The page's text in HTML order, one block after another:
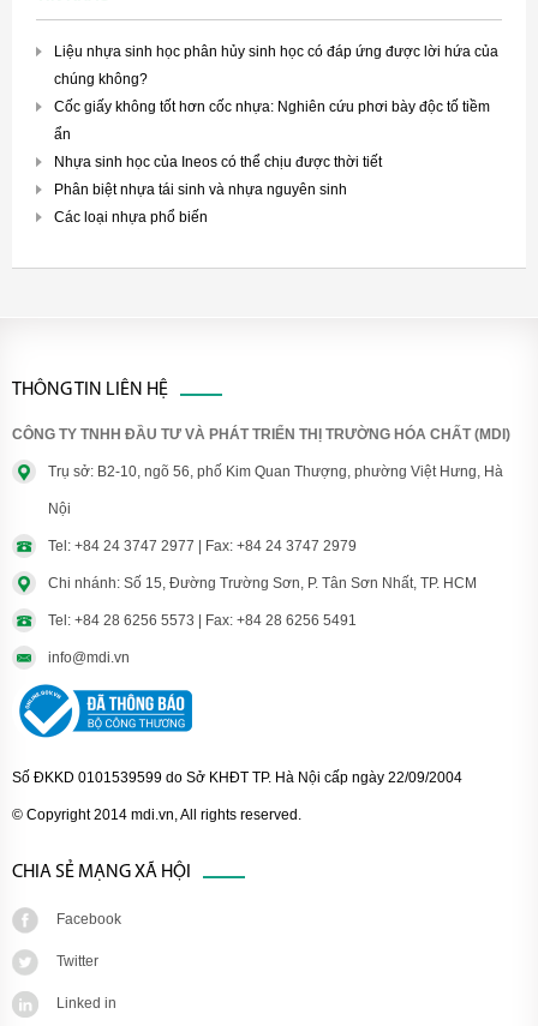
Liệu nhựa sinh học phân hủy sinh học có đáp ứng được lời hứa của
chúng không?
Cốc giấy không tốt hơn cốc nhựa: Nghiên cứu phơi bày độc tố tiềm
ẩn
Nhựa sinh học của Ineos có thể chịu được thời tiết
Phân biệt nhựa tái sinh và nhựa nguyên sinh
Các loại nhựa phổ biến
THÔNG TIN LIÊN HỆ
CÔNG TY TNHH ĐẦU TƯ VÀ PHÁT TRIỂN THỊ TRƯỜNG HÓA CHẤT (MDI)
Trụ sở: B2-10, ngõ 56, phố Kim Quan Thượng, phường Việt Hưng, Hà
Nội
Tel: +84 24 3747 2977 | Fax: +84 24 3747 2979
Chi nhánh: Số 15, Đường Trường Sơn, P. Tân Sơn Nhất, TP. HCM
Tel: +84 28 6256 5573 | Fax: +84 28 6256 5491
info@mdi.vn
Số ĐKKD 0101539599 do Sở KHĐT TP. Hà Nội cấp ngày 22/09/2004
© Copyright 2014 mdi.vn, All rights reserved.
CHIA SẺ MẠNG XÃ HỘI
Facebook
Twitter
Linked in